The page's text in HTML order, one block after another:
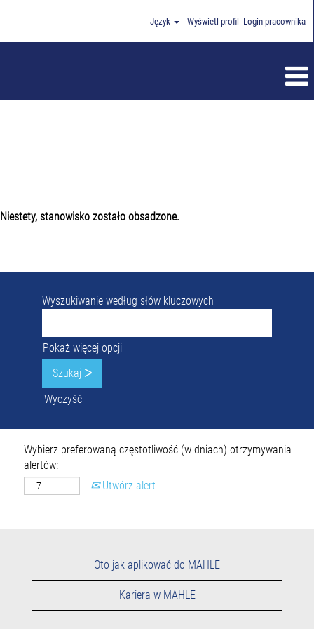
Język Wyświetl profil Login pracownika
Wyszukiwanie według słów kluczowych
Pokaż więcej opcji
Wyczyść
Wybierz preferowaną częstotliwość (w dniach) otrzymywania
alertów:
Utwórz alert
Niestety, stanowisko zostało obsadzone.
Oto jak aplikować do MAHLE
Kariera w MAHLE